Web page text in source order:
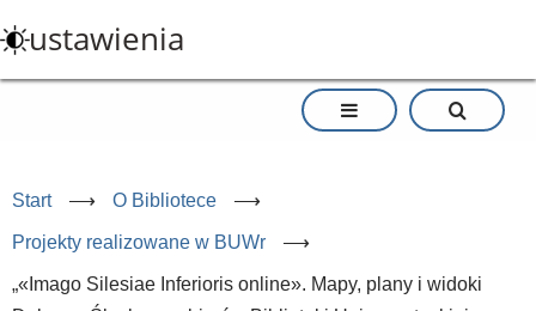
do
treści
ustawienia
Start ⟶ O Bibliotece ⟶
Projekty realizowane w BUWr ⟶
„«Imago Silesiae Inferioris online». Mapy, plany i widoki